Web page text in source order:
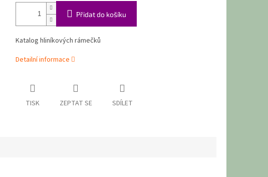
Přidat do košíku
Katalog hliníkových rámečků
Detailní informace
TISK ZEPTAT SE SDÍLET